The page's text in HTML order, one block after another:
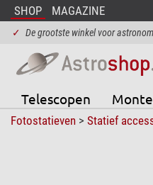
SHOP MAGAZINE
✓ De grootste winkel voor
Telescopen
Fotostatieven> Statief